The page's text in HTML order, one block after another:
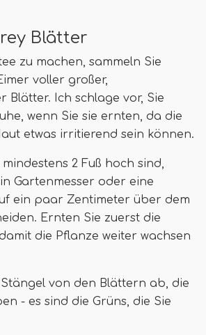
Blätter
zu machen, sammeln Sie
voller großer,
Blätter. Ich schlage vor, Sie
wenn Sie sie ernten, da die
etwas irritierend sein können.
2 Fuß hoch sind,
Gartenmesser oder eine
ein paar Zentimeter über dem
Ernten Sie zuerst die
die Pflanze weiter wachsen
von den Blättern ab, die
- es sind die Grüns, die Sie